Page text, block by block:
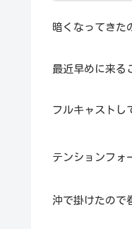
暗くなってきた
最近早めに来る
フルキャストし
テンションフォ
沖で掛けたので